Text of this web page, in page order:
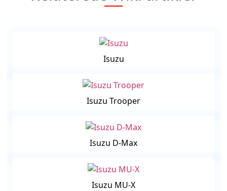
Isuzu
Isuzu Trooper
Isuzu D-Max
Isuzu MU-X